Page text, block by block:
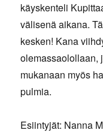
käyskenteli
välisenä aikana.
kesken! Kana
olemassaolollaan,
mukanaan myös
pulmia.
Esiintyjät: Nanna